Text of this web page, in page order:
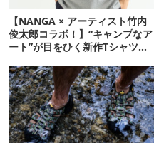
【NANGA × アーティスト竹内
俊太郎コラボ！】“キャンプなア
ート”が目をひく新作Tシャツが